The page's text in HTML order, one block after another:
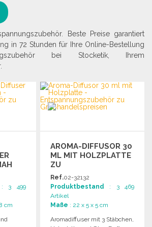
Beste Preise garantiert
in 72 Stunden für Ihre Online-Bestellung
bei Stocketik, Ihrem
: 3 499
cm
AROMA-DIFFUSOR 30
ML MIT HOLZPLATTE
ZU
GROSSHANDELSPREISEN
Ref.02-32132
Produktbestand : 3 469
Artikel
Maße : 22 x 5 x 5 cm
Aromadiffuser mit 3 Stäbchen,